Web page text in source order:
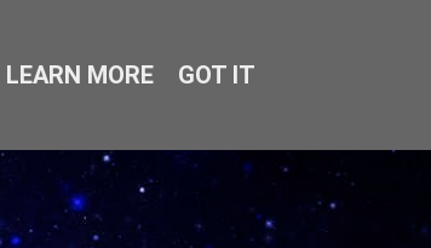
LEARN MORE GOT IT